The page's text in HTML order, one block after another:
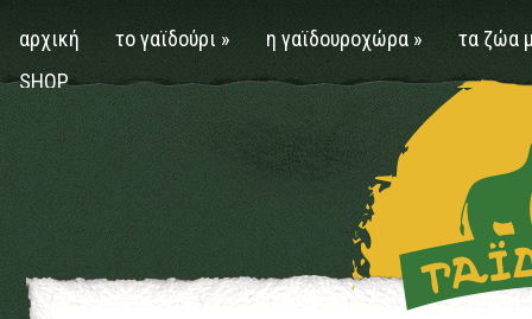
αρχική το γαϊδούρι » η γαϊδουροχώρα »
τα ζώα
SHOP